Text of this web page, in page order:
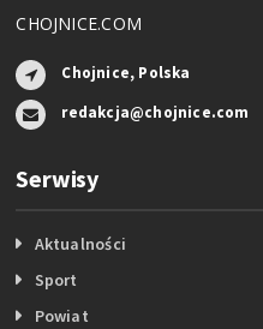
CHOJNICE.COM
Chojnice, Polska
redakcja@chojnice.com
Serwisy
Aktualności
Sport
Powiat